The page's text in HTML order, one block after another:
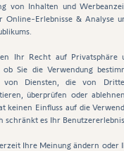
App
ganz
auszusteigen!*
von Inhalten und
Online-Erlebnisse & Analyse
Ihr Recht auf Privatsphäre
ob Sie die Verwendung
von Diensten, die von
überprüfen oder
keinen Einfluss auf die
schränkt es Ihr Benutzererlebnis
Ihre Meinung ändern oder